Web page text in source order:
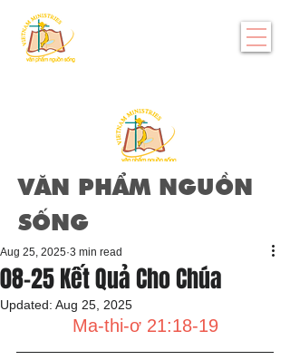
VĂN PHẨM NGUỒN
SỐNG
08-25 Kết Quả Cho Chúa
Aug 25, 2025 3 min read
Updated: Aug 25, 2025
Ma-thi-ơ 21:18-19